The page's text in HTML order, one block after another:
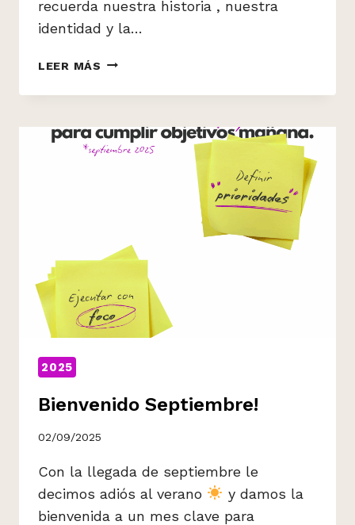
recuerda nuestra historia , nuestra
identidad y la…
LEER MÁS MOLT
DIADA
CATALUNYA!
2025
Bienvenido Septiembre!
02/09/2025
Con la llegada de septiembre le
decimos adiós al verano
y damos la
bienvenida a un mes clave para